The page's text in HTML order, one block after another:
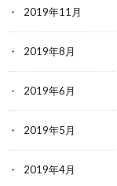
2019年11月
2019年8月
2019年6月
2019年5月
2019年4月